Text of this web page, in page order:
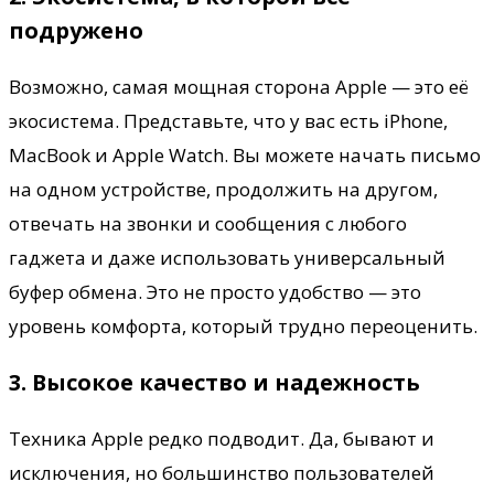
подружено
Возможно, самая мощная сторона Apple — это её
экосистема. Представьте, что у вас есть iPhone,
MacBook и Apple Watch. Вы можете начать письмо
на одном устройстве, продолжить на другом,
отвечать на звонки и сообщения с любого
гаджета и даже использовать универсальный
буфер обмена. Это не просто удобство — это
уровень комфорта, который трудно переоценить.
3. Высокое качество и надежность
Техника Apple редко подводит. Да, бывают и
исключения, но большинство пользователей